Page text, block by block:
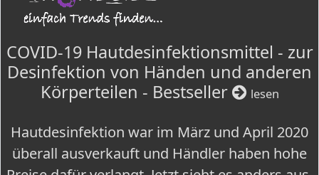
COVID-19 Hautdesinfektionsmittel - zur
Desinfektion von Händen und anderen
Körperteilen - Bestseller
lesen
Hautdesinfektion war im März und April 2020
überall ausverkauft und Händler haben hohe